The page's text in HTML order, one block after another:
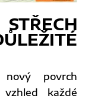
povrch
každé